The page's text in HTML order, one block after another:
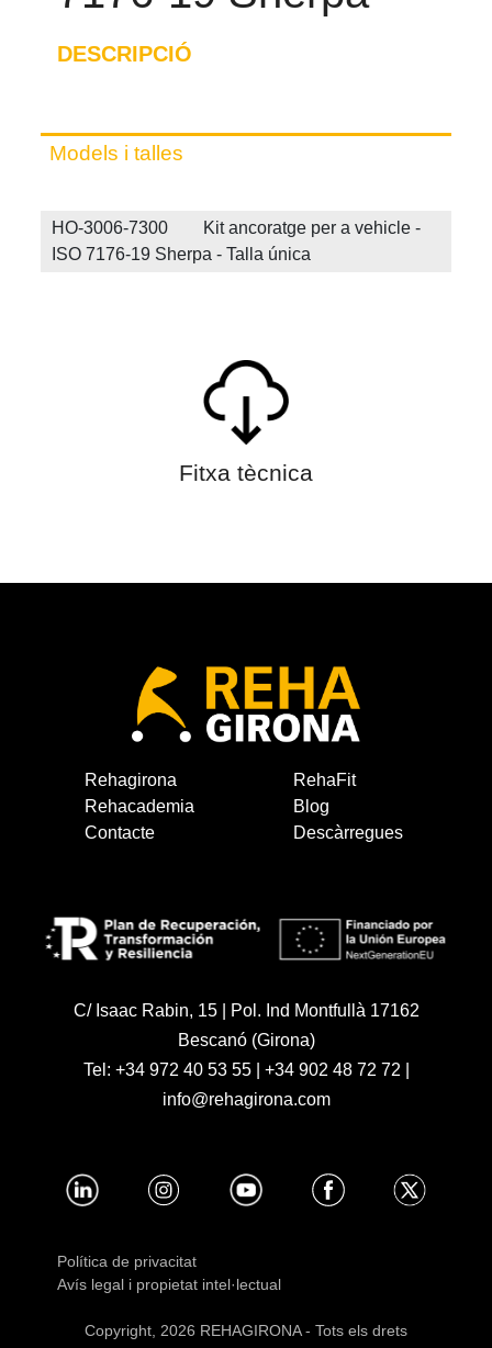
DESCRIPCIÓ
Models i talles
HO-3006-7300 Kit ancoratge per a vehicle -
ISO 7176-19 Sherpa - Talla única
Fitxa tècnica
Rehagirona
RehaFit
Rehacademia
Blog
Contacte
Descàrregues
C/ Isaac Rabin, 15 | Pol. Ind Montfullà 17162
Bescanó (Girona)
Tel: +34 972 40 53 55| +34 902 48 72 72
info@rehagirona.com
Copyright, 2026 REHAGIRONA - Tots els drets
Política de privacitat
Avís legal i propietat intel·lectual